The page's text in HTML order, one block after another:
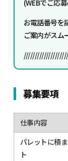
(WEBでご応
お電話番号を
ご案内がスム
募集要項
仕事内容
パレットに積
ト